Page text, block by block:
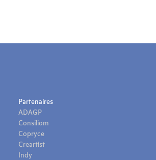
Partenaires
ADAGP
Consiliom
Copryce
Creartist
Indy